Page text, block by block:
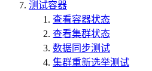
测试容器
查看容器状态
查看集群状态
数据同步测试
集群重新选举测试